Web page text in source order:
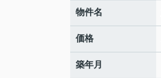
物件名
価格
築年月